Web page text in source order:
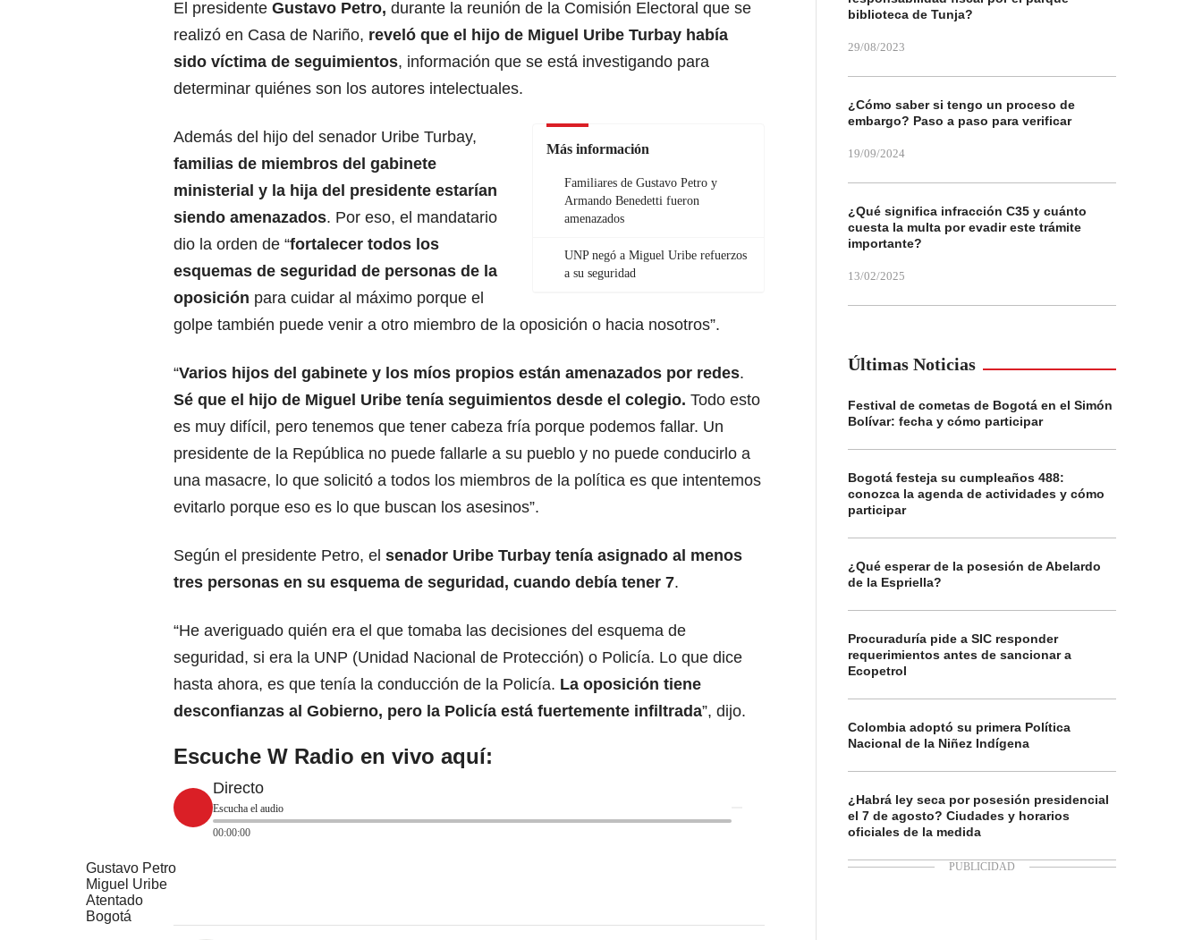
El presidente Gustavo Petro, durante la reunión de la Comisión Electoral que se
realizó en Casa de Nariño, reveló que el hijo de Miguel Uribe Turbay había
sido víctima de seguimientos, información que se está investigando para
determinar quiénes son los autores intelectuales.
Más información
Familiares de Gustavo Petro y
Armando Benedetti fueron
amenazados
UNP negó a Miguel Uribe refuerzos
a su seguridad
Además del hijo del senador Uribe Turbay,
familias de miembros del gabinete
ministerial y la hija del presidente estarían
siendo amenazados. Por eso, el mandatario
dio la orden de “fortalecer todos los
esquemas de seguridad de personas de la
oposición para cuidar al máximo porque el
golpe también puede venir a otro miembro de la oposición o hacia nosotros”.
“Varios hijos del gabinete y los míos propios están amenazados por redes.
Sé que el hijo de Miguel Uribe tenía seguimientos desde el colegio. Todo esto
es muy difícil, pero tenemos que tener cabeza fría porque podemos fallar. Un
presidente de la República no puede fallarle a su pueblo y no puede conducirlo a
una masacre, lo que solicitó a todos los miembros de la política es que intentemos
evitarlo porque eso es lo que buscan los asesinos”.
Según el presidente Petro, el senador Uribe Turbay tenía asignado al menos
tres personas en su esquema de seguridad, cuando debía tener 7.
“He averiguado quién era el que tomaba las decisiones del esquema de
seguridad, si era la UNP (Unidad Nacional de Protección) o Policía. Lo que dice
hasta ahora, es que tenía la conducción de la Policía. La oposición tiene
desconfianzas al Gobierno, pero la Policía está fuertemente infiltrada”, dijo.
Escuche W Radio en vivo aquí:
Directo
Escucha el audio
00:00:00
Gustavo Petro
Miguel Uribe
Atentado
Bogotá
biblioteca de Tunja?
29/08/2023
¿Cómo saber si tengo un proceso de
embargo? Paso a paso para verificar
19/09/2024
¿Qué significa infracción C35 y cuánto
cuesta la multa por evadir este trámite
importante?
13/02/2025
Últimas Noticias
Festival de cometas de Bogotá en el Simón
Bolívar: fecha y cómo participar
Bogotá festeja su cumpleaños 488:
conozca la agenda de actividades y cómo
participar
¿Qué esperar de la posesión de Abelardo
de la Espriella?
Procuraduría pide a SIC responder
requerimientos antes de sancionar a
Ecopetrol
Colombia adoptó su primera Política
Nacional de la Niñez Indígena
¿Habrá ley seca por posesión presidencial
el 7 de agosto? Ciudades y horarios
oficiales de la medida